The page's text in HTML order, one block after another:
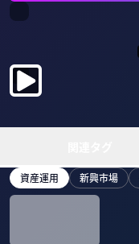
資産運用 新興市場